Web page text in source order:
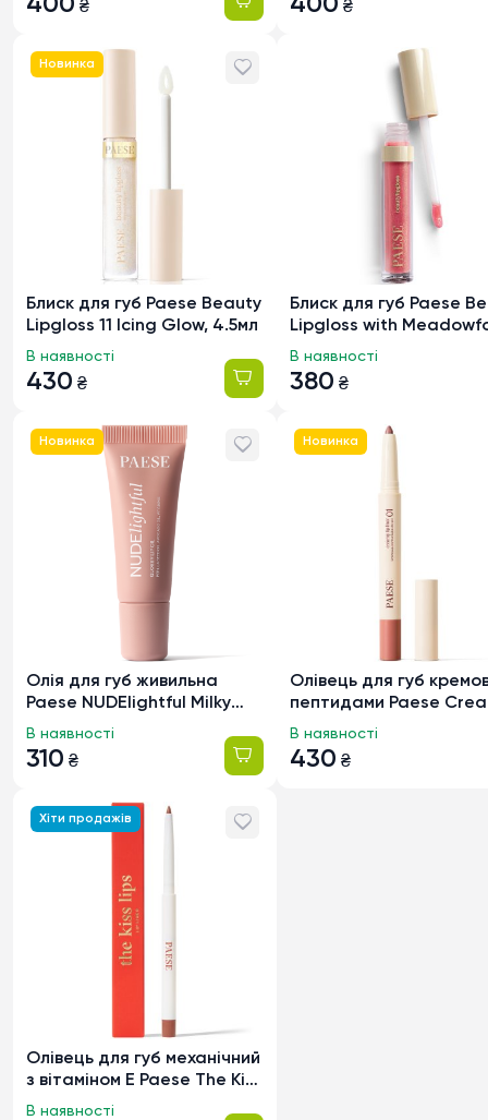
₴ ₴
Новинка
Блиск для губ Paese Beauty
Lipgloss 11 Icing Glow, 4.5мл
430 ₴
В наявності
Блиск для губ Paese
Lipgloss with
Seed Oil 04 Glowing,
380 ₴
В наявності
Новинка
Олія для губ живильна
Paese NUDElightful Milky
Fudge, 8мл
310 ₴
В наявності
Новинка
Олівець для губ
пептидами Paese
Lip Liner 01 Cute Nude,
430 ₴
В наявності
Хіти продажів
Олівець для губ механічний
з вітаміном Е Paese The Kiss
Lips 01 Nude Beige, 0.3г
В наявності